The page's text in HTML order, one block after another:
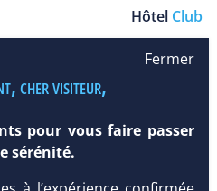
Hôtel Club
Fermer
cher visiteur,
pour vous faire passer
sérénité.